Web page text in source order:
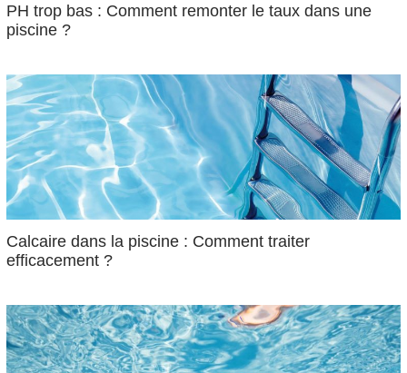
PH trop bas : Comment remonter le taux dans une
piscine ?
Calcaire dans la piscine : Comment traiter
efficacement ?